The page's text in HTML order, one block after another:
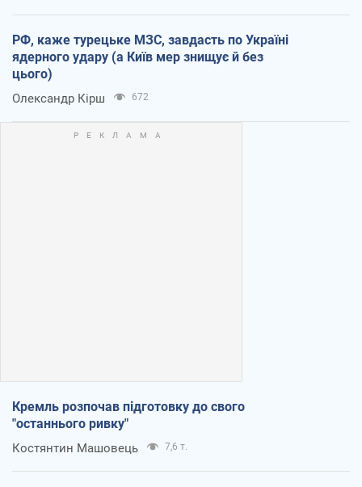
РФ, каже турецьке МЗС, завдасть по Україні
ядерного удару (а Київ мер знищує й без
цього)
Олександр Кірш 672
Кремль розпочав підготовку до свого
"останнього ривку"
Костянтин Машовець 7,6 т.